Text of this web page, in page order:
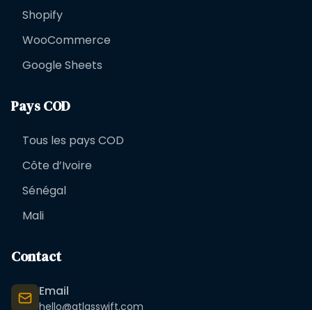
Shopify
WooCommerce
Google Sheets
Pays COD
Tous les pays COD
Côte d’Ivoire
Sénégal
Mali
Contact
Email
hello@atlasswift.com